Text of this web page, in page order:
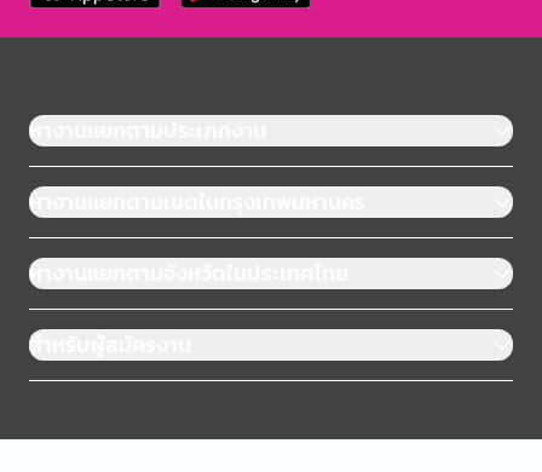
หางานแยกตามประเภทงาน
หางานแยกตามเขตในกรุงเทพมหานคร
หางานแยกตามจังหวัดในประเทศไทย
สำหรับผู้สมัครงาน